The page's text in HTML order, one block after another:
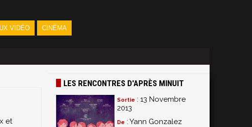
VIDÉO CINÉMA
et
LES RENCONTRES D'APRÈS MINUIT
Sortie : 13 Novembre
2013
De : Yann Gonzalez